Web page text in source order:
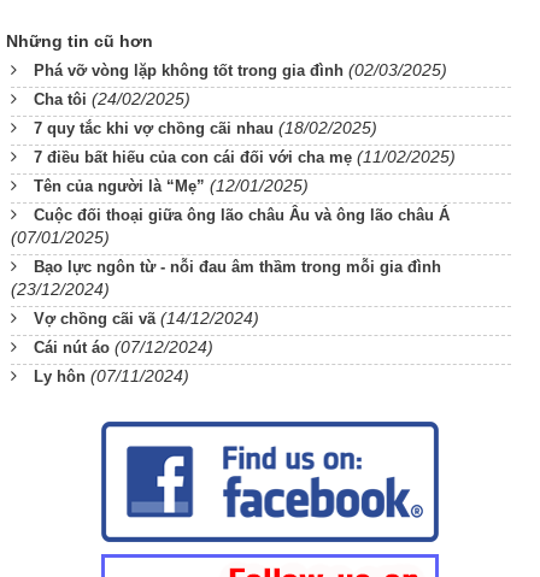
Những tin cũ hơn
Phá vỡ vòng lặp không tốt trong gia đình (02/03/2025)
Cha tôi (24/02/2025)
7 quy tắc khi vợ chồng cãi nhau (18/02/2025)
7 điều bất hiếu của con cái đối với cha mẹ (11/02/2025)
Tên của người là “Mẹ” (12/01/2025)
Cuộc đối thoại giữa ông lão châu Âu và ông lão châu Á
(07/01/2025)
Bạo lực ngôn từ - nỗi đau âm thầm trong mỗi gia đình
(23/12/2024)
Vợ chồng cãi vã (14/12/2024)
Cái nút áo (07/12/2024)
Ly hôn (07/11/2024)